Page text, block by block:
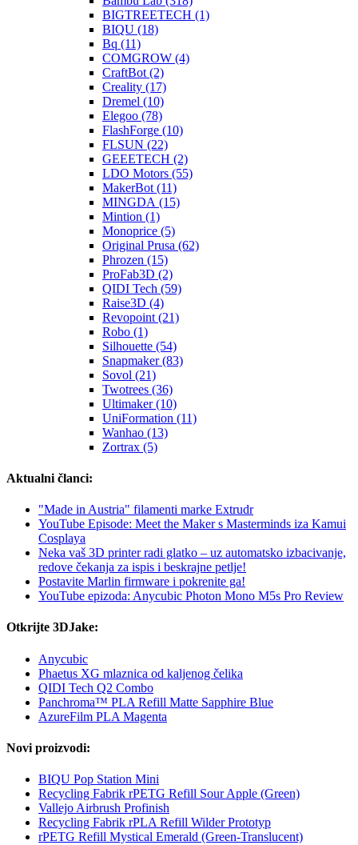
BIGTREETECH (1)
BIQU (18)
Bq (11)
COMGROW (4)
CraftBot (2)
Creality (17)
Dremel (10)
Elegoo (78)
FlashForge (10)
FLSUN (22)
GEEETECH (2)
LDO Motors (55)
MakerBot (11)
MINGDA (15)
Mintion (1)
Monoprice (5)
Original Prusa (62)
Phrozen (15)
ProFab3D (2)
QIDI Tech (59)
Raise3D (4)
Revopoint (21)
Robo (1)
Silhouette (54)
Snapmaker (83)
Sovol (21)
Twotrees (36)
Ultimaker (10)
UniFormation (11)
Wanhao (13)
Zortrax (5)
Aktualni članci:
"Made in Austria" filamenti marke Extrudr
YouTube Episode: Meet the Maker s Masterminds iza Kamui
Cosplaya
Neka vaš 3D printer radi glatko – uz automatsko izbacivanje,
redove čekanja za ispis i beskrajne petlje!
Postavite Marlin firmware i pokrenite ga!
YouTube epizoda: Anycubic Photon Mono M5s Pro Review
Otkrijte 3DJake:
Anycubic
Phaetus XG mlaznica od kaljenog čelika
QIDI Tech Q2 Combo
Panchroma™ PLA Refill Matte Sapphire Blue
AzureFilm PLA Magenta
Novi proizvodi:
BIQU Pop Station Mini
Recycling Fabrik rPETG Refill Sour Apple (Green)
Vallejo Airbrush Profinish
Recycling Fabrik rPLA Refill Wilder Prototyp
rPETG Refill Mystical Emerald (Green-Translucent)